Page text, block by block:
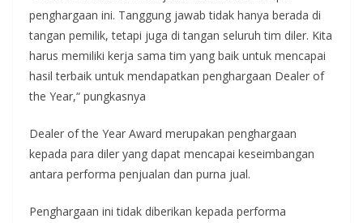
penghargaan ini. Tanggung jawab tidak hanya berada di
tangan pemilik, tetapi juga di tangan seluruh tim diler. Kita
harus memiliki kerja sama tim yang baik untuk mencapai
hasil terbaik untuk mendapatkan penghargaan Dealer of
the Year,“ pungkasnya
Dealer of the Year Award merupakan penghargaan
kepada para diler yang dapat mencapai keseimbangan
antara performa penjualan dan purna jual.
Penghargaan ini tidak diberikan kepada performa